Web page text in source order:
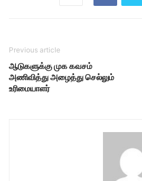
Previous article
ஆடுகளுக்கு முக கவசம்
அணிவித்து அழைத்து செல்லும்
உரிமையாளர்